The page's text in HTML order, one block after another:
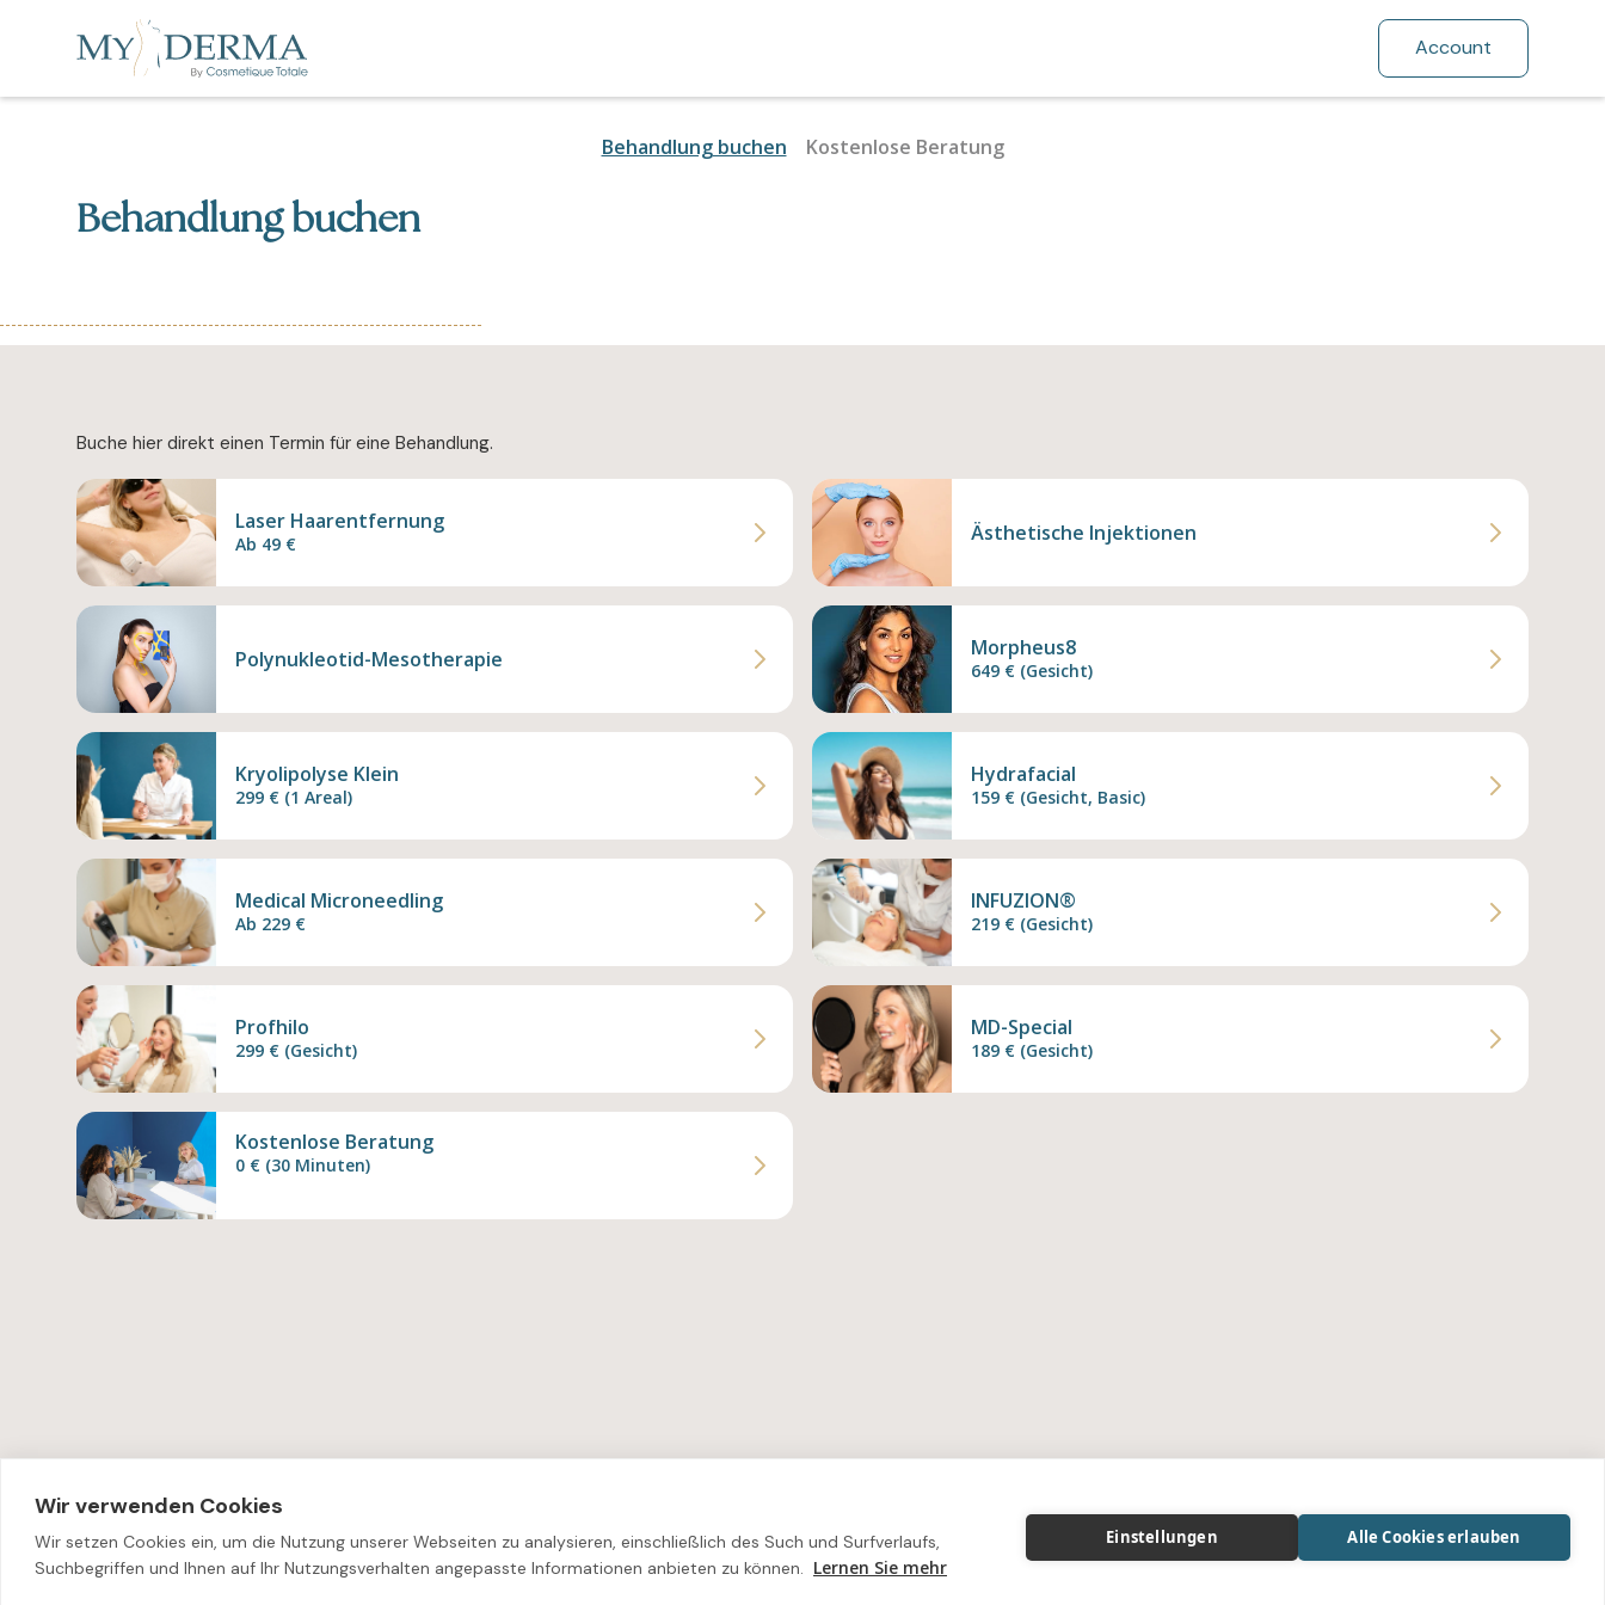
Wir verwenden Cookies
Wir setzen Cookies ein, um die Nutzung unserer Webseiten zu analysieren, einschließlich des Such und Surfverlaufs,
Suchbegriffen und Ihnen auf Ihr Nutzungsverhalten angepasste Informationen anbieten zu können. Lernen Sie mehr
Einstellungen Alle Cookies erlauben
Account
Behandlung buchen Kostenlose Beratung
Behandlung buchen
Buche hier direkt einen Termin für eine Behandlung.
MD-Special
189 € (Gesicht)
Medical Microneedling
Ab 229 €
Polynukleotid-Mesotherapie
Kryolipolyse Klein
299 € (1 Areal)
Morpheus8
649 € (Gesicht)
Hydrafacial
159 € (Gesicht, Basic)
Profhilo
299 € (Gesicht)
INFUZION®
219 € (Gesicht)
Kostenlose Beratung
0 € (30 Minuten)
Laser Haarentfernung
Ab 49 € Ästhetische Injektionen
Haftungsausschluss Datenschutz © 2025 MyDerma by Cosmetique Totale